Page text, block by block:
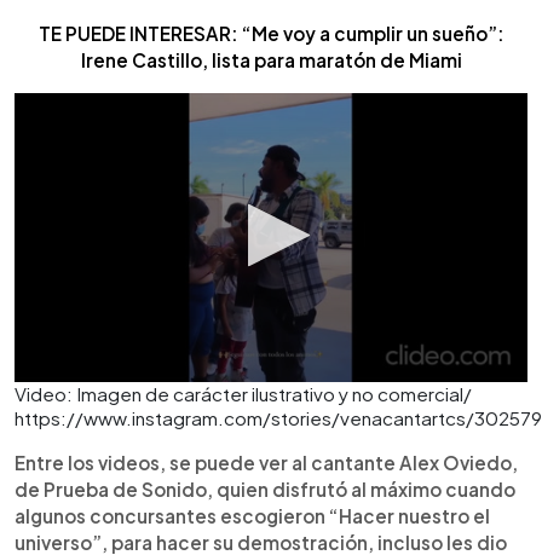
TE PUEDE INTERESAR: “Me voy a cumplir un sueño”:
Irene Castillo, lista para maratón de Miami
Video: Imagen de carácter ilustrativo y no comercial/
https://www.instagram.com/stories/venacantartcs/
Entre los videos, se puede ver al cantante Alex Oviedo,
de Prueba de Sonido, quien disfrutó al máximo cuando
algunos concursantes escogieron “Hacer nuestro el
universo”, para hacer su demostración, incluso les dio